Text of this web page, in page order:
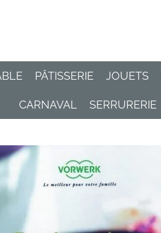
PÂTISSERIE JOUETS
CARNAVAL SERRURERIE